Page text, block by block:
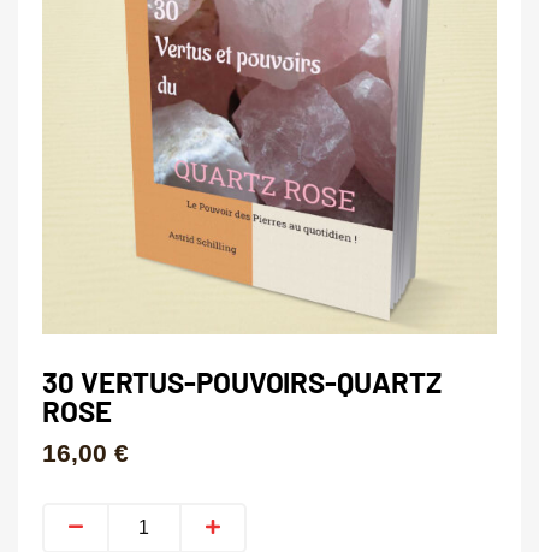
30 VERTUS-POUVOIRS-QUARTZ
ROSE
16,00 €